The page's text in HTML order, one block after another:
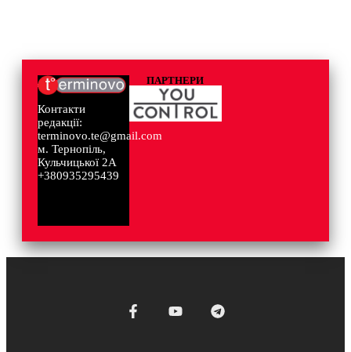
Контакти
редакції:
terminovo.te@gmail.com
м. Тернопіль,
Кульчицької 2А
+380935295439
ПАРТНЕРИ